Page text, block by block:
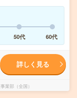
50代 60代
詳しく見る
業部（全国）